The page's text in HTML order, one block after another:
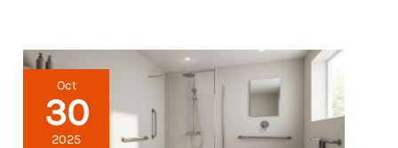
Oct
30
2025